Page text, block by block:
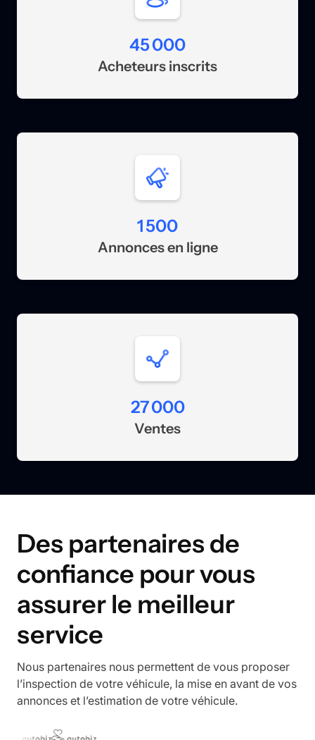
45 000
Acheteurs inscrits
1 500
Annonces en ligne
27 000
Ventes
Des partenaires de
confiance pour vous
assurer le meilleur
service
Nous partenaires nous permettent de vous proposer
l’inspection de votre véhicule, la mise en avant de vos
annonces et l’estimation de votre véhicule.